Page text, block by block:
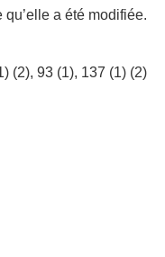
qu’elle a été modifiée.
(2), 93 (1), 137 (1) (2)